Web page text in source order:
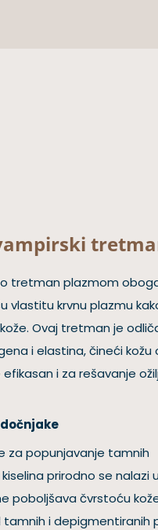
tretman plazmom
vlastitu krvnu plazmu
Ovaj tretman je
i elastina, čineći kožu
i za rešavanje
za popunjavanje tamnih
prirodno se nalazi
poboljšava čvrstoću
i depigmentiranih